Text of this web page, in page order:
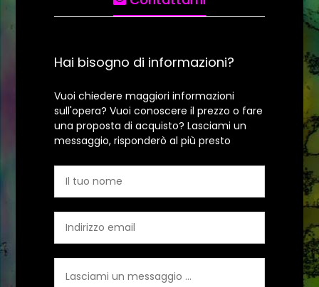
Hai bisogno di informazioni?
Vuoi chiedere maggiori informazioni
sull'opera? Vuoi conoscere il prezzo o fare
una proposta di acquisto? Lasciami un
messaggio, risponderò al più presto